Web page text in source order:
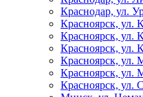
Краснодар, ул.
Красноярск, ул.
Красноярск, ул.
Красноярск, ул.
Красноярск, ул.
Красноярск, ул.
Красноярск, ул.